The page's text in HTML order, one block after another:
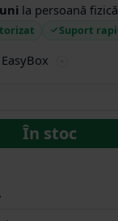
la persoană fizică
Suport
În stoc